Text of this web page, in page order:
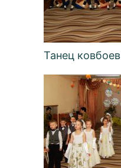
Танец ковбоев